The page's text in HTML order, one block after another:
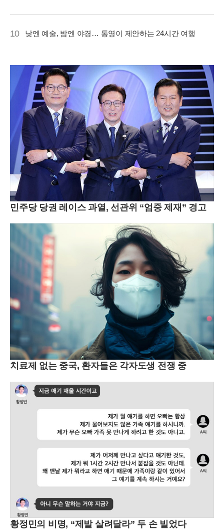
10 낮엔 예술, 밤엔 야경… 통영이 제안하는 24시간 여행
민주당 당권 레이스 과열, 선관위 “엄중 제재” 경고
치료제 없는 중국, 환자들은 각자도생 전쟁 중
황정민의 비명, “제발 살려달라” 두 손 빌었다